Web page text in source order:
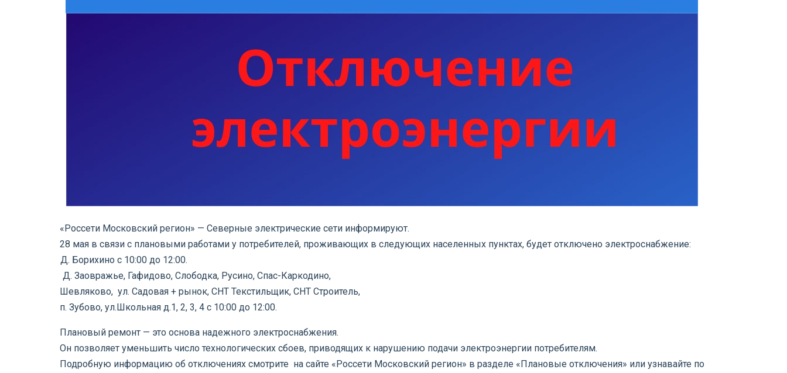
«Россети Московский регион» — Северные электрические сети информируют.
28 мая в связи с плановыми работами у потребителей, проживающих в следующих населенных пунктах, будет отключено электроснабжение:
Д. Борихино с 10:00 до 12:00.
Д. Заовражье, Гафидово, Слободка, Русино, Спас-Каркодино,
Шевляково, ул. Садовая + рынок, СНТ Текстильщик, СНТ Строитель,
п. Зубово, ул.Школьная д.1, 2, 3, 4 с 10:00 до 12:00.
Плановый ремонт — это основа надежного электроснабжения.
Он позволяет уменьшить число технологических сбоев, приводящих к нарушению подачи электроэнергии потребителям.
Подробную информацию об отключениях смотрите на сайте «Россети Московский регион» в разделе «Плановые отключения» или узнавайте по